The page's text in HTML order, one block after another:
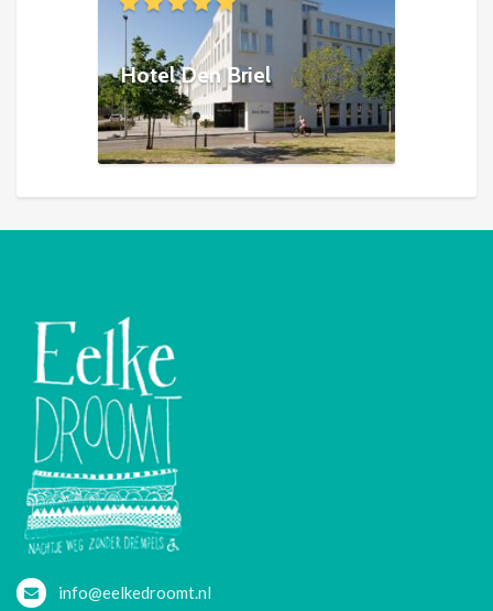
Hotel Den Briel
info@eelkedroomt.nl